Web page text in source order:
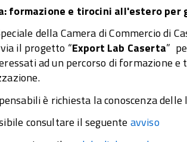
formazione e tirocini all'estero per
della Camera di Commercio di
il progetto “Export Lab Caserta”
ad un percorso di formazione
è richiesta la conoscenza delle
consultare il seguente avviso